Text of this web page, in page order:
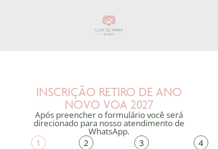
INSCRIÇÃO RETIRO DE ANO
NOVO VOA 2027
Após preencher o formulário você será
direcionado para nosso atendimento de
WhatsApp.
1
2
3
4